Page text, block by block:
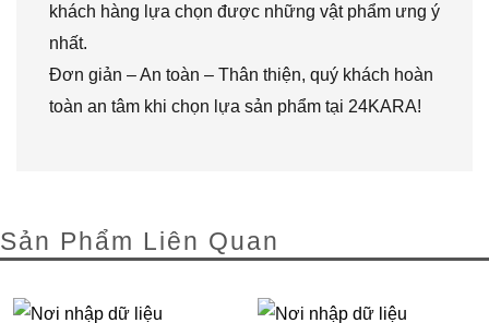
khách hàng lựa chọn được những vật phẩm ưng ý
nhất.
Đơn giản – An toàn – Thân thiện, quý khách hoàn
toàn an tâm khi chọn lựa sản phẩm tại 24KARA!
Sản Phẩm Liên Quan